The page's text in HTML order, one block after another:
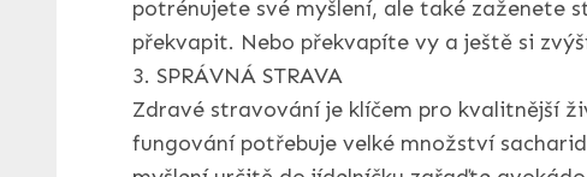
potrénujete své myšlení, ale také zaženete
překvapit. Nebo překvapíte vy a ještě si
3. SPRÁVNÁ STRAVA
Zdravé stravování je klíčem pro kvalitnější
fungování potřebuje velké množství